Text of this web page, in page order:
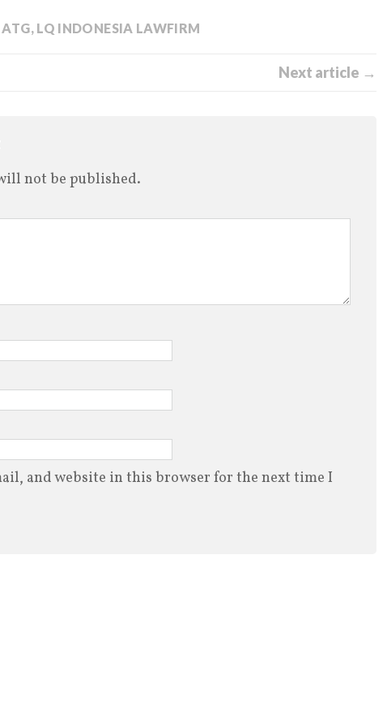
, LQ INDONESIA LAWFIRM
Next article →
not be published.
and website in this browser for the next time I